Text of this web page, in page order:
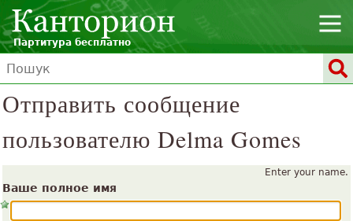
Партитура бесплатно
Отправить сообщение
пользователю Delma Gomes
Enter your name.
Ваше полное имя